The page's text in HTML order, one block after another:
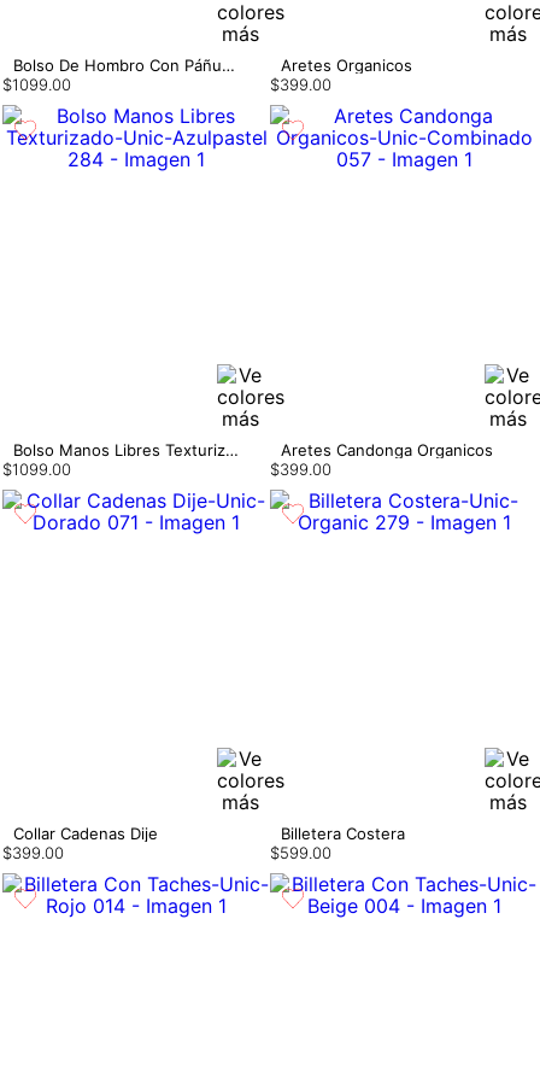
Bolso De Hombro Con Páñuelo
$1099.00
Aretes Organicos
$399.00
Bolso Manos Libres Texturizado
$1099.00
Aretes Candonga Organicos
$399.00
Collar Cadenas Dije
$399.00
Billetera Costera
$599.00